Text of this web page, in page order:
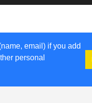
email) if you add
personal
ACCEDI